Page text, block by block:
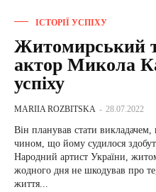
ІСТОРІЇ УСПІХУ
Житомирський
актор Микола
успіху
MARIIA ROZBITSKA - 28.07.2022
Він планував стати викладачем,
чином, що йому судилося
Народний артист України,
жодного дня не шкодував про
життя...